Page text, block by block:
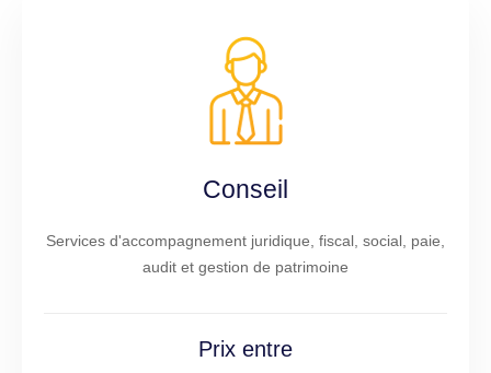
Conseil
Services d'accompagnement juridique, fiscal, social, paie,
audit et gestion de patrimoine
Prix entre